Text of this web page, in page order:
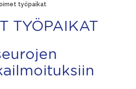
työpaikat
TYÖPAIKAT